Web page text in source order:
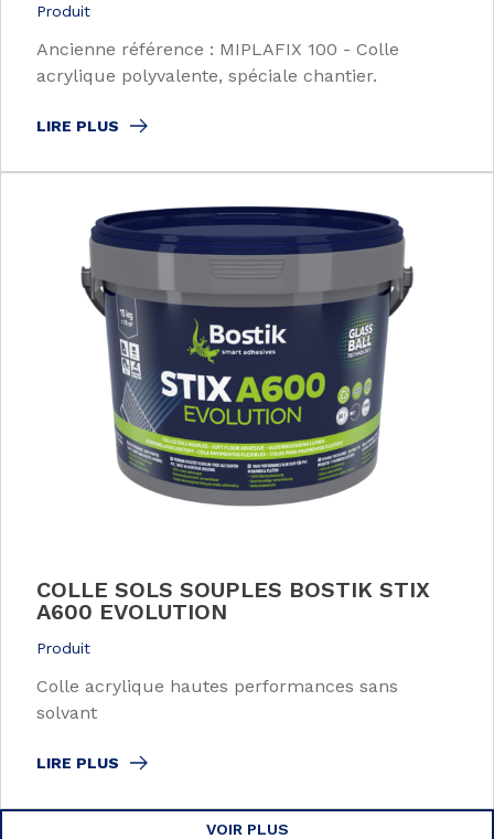
Produit
Ancienne référence : MIPLAFIX 100 - Colle
acrylique polyvalente, spéciale chantier.
LIRE PLUS
COLLE SOLS SOUPLES BOSTIK STIX
A600 EVOLUTION
Produit
Colle acrylique hautes performances sans
solvant
LIRE PLUS
VOIR PLUS